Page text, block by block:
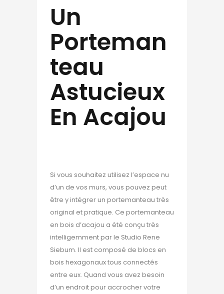
Un
Porteman
Teau
Astucieux
En Acajou
Si vous souhaitez utilisez l’espace nu
d’un de vos murs, vous pouvez peut
être y intégrer un portemanteau très
original et pratique. Ce portemanteau
en bois d’acajou a été conçu très
intelligemment par le Studio Rene
Siebum. Il est composé de blocs en
bois hexagonaux tous connectés
entre eux. Quand vous avez besoin
d’un endroit pour accrocher votre